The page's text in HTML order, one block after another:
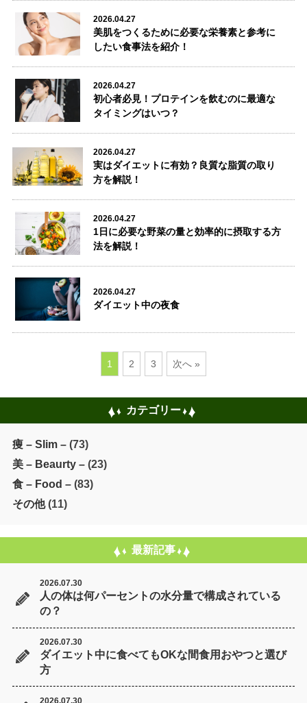
2026.04.27
美肌をつくるために必要な栄養素と参考に
したい食事法を紹介！
2026.04.27
初心者必見！プロテインを飲むのに最適な
タイミングはいつ？
2026.04.27
実はダイエットに有効？良質な脂質の取り
方を解説！
2026.04.27
1日に必要な野菜の量と効率的に摂取する方
法を解説！
2026.04.27
ダイエット中の夜食
1 2 3 次へ »
カテゴリー
痩 – Slim –(73)
美 – Beaurty –(23)
食 – Food –(83)
その他(11)
最新記事
2026.07.30
人の体は何パーセントの水分量で構成されている
の？
2026.07.30
ダイエット中に食べてもOKな間食用おやつと選び
方
2026.07.30